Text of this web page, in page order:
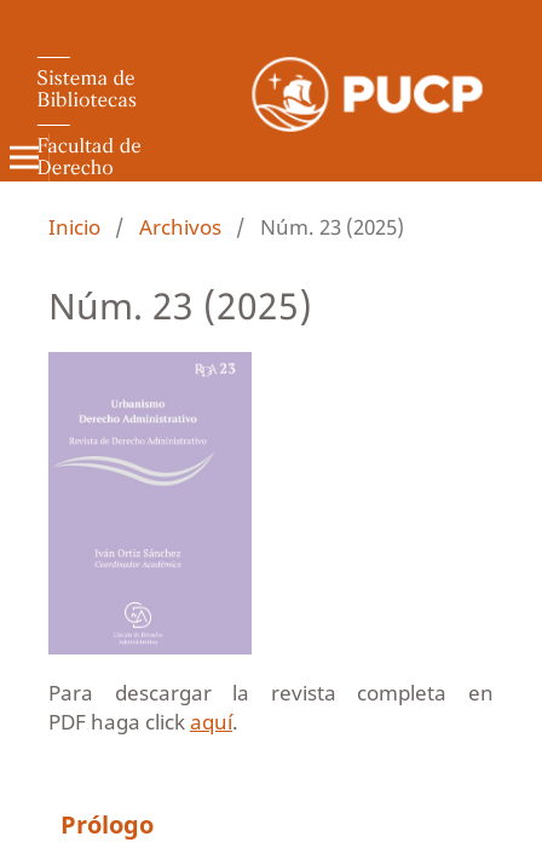
Revista de Derecho Administrativo
Inicio / Archivos / Núm. 23 (2025)
Núm. 23 (2025)
Para descargar la revista completa en
PDF haga clickaquí.
Prólogo